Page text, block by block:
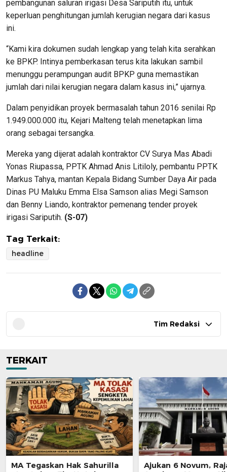
pembangunan saluran irigasi Desa Sariputih itu, untuk
keperluan penghitungan jumlah kerugian negara dari kasus
ini.
“Kami kira dokumen sudah lengkap yang telah kita serahkan
ke BPKP. Intinya pemberkasan terus kita lakukan sambil
menunggu perampungan audit BPKP guna memastikan
jumlah dari nilai kerugian negara dalam kasus ini,” ujarnya.
Dalam penyidikan proyek bermasalah tahun 2016 senilai Rp
1.949.000.000 itu, Kejari Malteng telah menetapkan lima
orang sebagai tersangka.
Mereka yang dijerat adalah kontraktor CV Surya Mas Abadi
Yonas Riupassa, PPTK Ahmad Anis Litiloly, pembantu PPTK
Markus Tahya, mantan Kepala Bidang Sumber Daya Air pada
Dinas PU Maluku Emma Elsa Samson alias Megi Samson
dan Benny Liando, kontraktor pemenang tender proyek
irigasi Sariputih. (S-07)
Tag Terkait:
headline
Tim Redaksi
TERKAIT
MA Tegaskan Hak Sahurilla
Ajukan 6 Novum,